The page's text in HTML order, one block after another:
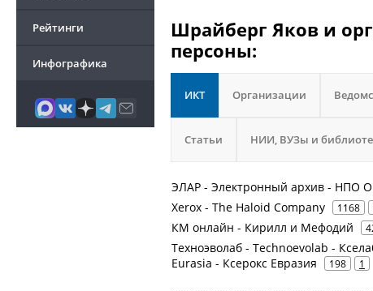
Рейтинги
Инфографика
Шрайберг Яков и
персоны:
ИКТ Организации
Статьи НИИ, ВУЗы и
ЭЛАР - Электронный архив - НПО
Xerox - The Haloid Company 1168
КМ онлайн - Кирилл и Мефодий
Техноэволаб - Technoevolab -
Eurasia - Ксерокс Евразия
198 1